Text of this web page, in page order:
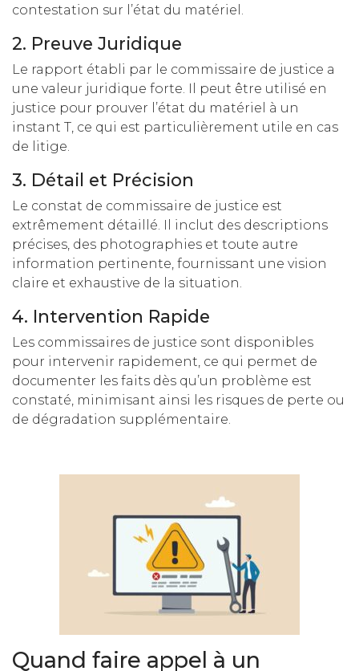
contestation sur l’état du matériel.
2. Preuve Juridique
Le rapport établi par le commissaire de justice a
une valeur juridique forte. Il peut être utilisé en
justice pour prouver l’état du matériel à un
instant T, ce qui est particulièrement utile en cas
de litige.
3. Détail et Précision
Le constat de commissaire de justice est
extrêmement détaillé. Il inclut des descriptions
précises, des photographies et toute autre
information pertinente, fournissant une vision
claire et exhaustive de la situation.
4. Intervention Rapide
Les commissaires de justice sont disponibles
pour intervenir rapidement, ce qui permet de
documenter les faits dès qu’un problème est
constaté, minimisant ainsi les risques de perte ou
de dégradation supplémentaire.
Quand faire appel à un